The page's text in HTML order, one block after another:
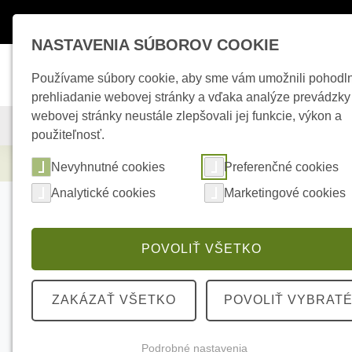
KAMEROVÉ SYSTÉMY ZABEZPEČOVACIE SYSTÉMY
Kamerové systémy Passive POE
NASTAVENIA SÚBOROV COOKIE
Používame súbory cookie, aby sme vám umožnili
prehliadanie webovej stránky a vďaka analýze prevádzky
webovej stránky neustále zlepšovali jej funkcie, výkon a
použiteľnosť.
Nevyhnutné cookies
Preferenčné cookies
Analytické cookies
Marketingové cookies
POVOLIŤ VŠETKO
ZAKÁZAŤ VŠETKO POVOLIŤ VYBRATÉ
Podrobné nastavenia